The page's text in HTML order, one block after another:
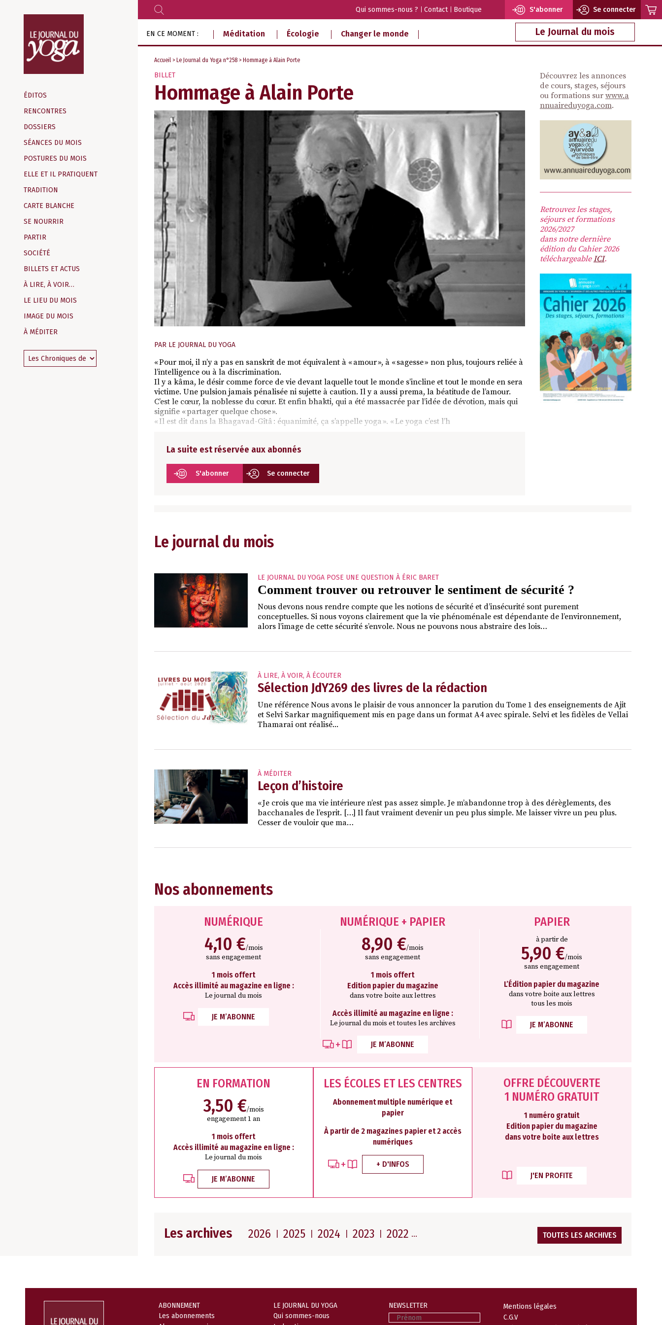
d‘information
indépendant
ÉDITOS
RENCONTRES
DOSSIERS
SÉANCES DU MOIS
POSTURES DU MOIS
ELLE ET IL PRATIQUENT
TRADITION
CARTE BLANCHE
SE NOURRIR
PARTIR
SOCIÉTÉ
BILLETS ET ACTUS
À LIRE, À VOIR…
LE LIEU DU MOIS
IMAGE DU MOIS
À MÉDITER
RECHERCHER Qui sommes-nous ? Contact Boutique S'abonner Se connecter
EN CE MOMENT : Méditation Écologie Changer le monde Le Journal du mois
Accueil > Le Journal du Yoga n°258 > Hommage à Alain Porte
BILLET
Hommage à Alain Porte
PAR LE JOURNAL DU YOGA
« Pour moi, il n’y a pas en sanskrit de mot équivalent à « amour », à « sagesse » non plus, toujours reliée à
l’intelligence ou à la discrimination.
Il y a kâma, le désir comme force de vie devant laquelle tout le monde s’incline et tout le monde en sera
victime. Une pulsion jamais pénalisée ni sujette à caution. Il y a aussi prema, la béatitude de l’amour.
C’est le cœur, la noblesse du cœur. Et enfin bhakti, qui a été massacrée par l’idée de dévotion, mais qui
signifie « partager quelque chose ».
« Il est dit dans la Bhagavad-Gîtâ : équanimité, ça s’appelle yoga ». « Le yoga c’est l’h
La suite est réservée aux abonnés
S'abonner Se connecter
Découvrez les annonces
de cours, stages, séjours
ou formations sur www.a
nnuaireduyoga.com.
Retrouvez les stages,
séjours et formations
2026/2027
dans notre dernière
édition du Cahier 2026
téléchargeableICI.
Le journal du mois
LE JOURNAL DU YOGA POSE UNE QUESTION À ÉRIC BARET
Comment trouver ou retrouver le sentiment de sécurité ?
Nous devons nous rendre compte que les notions de sécurité et d’insécurité sont purement
conceptuelles. Si nous voyons clairement que la vie phénoménale est dépendante de l’environnement,
alors l’image de cette sécurité s’envole. Nous ne pouvons nous abstraire des lois…
À LIRE, À VOIR, À ÉCOUTER
Sélection JdY269 des livres de la rédaction
Une référence Nous avons le plaisir de vous annoncer la parution du Tome 1 des enseignements de Ajit
et Selvi Sarkar magnifiquement mis en page dans un format A4 avec spirale. Selvi et les fidèles de Vellai
Thamarai ont réalisé...
À MÉDITER
Leçon d’histoire
« Je crois que ma vie intérieure n’est pas assez simple. Je m’abandonne trop à des dérèglements, des
bacchanales de l’esprit. […] Il faut vraiment devenir un peu plus simple. Me laisser vivre un peu plus.
Cesser de vouloir que ma…
Nos abonnements
NUMÉRIQUE
4,10 €/mois
sans engagement
1 mois offert
Accès illimité au magazine en ligne :
Le journal du mois
JE M’ABONNE
NUMÉRIQUE + PAPIER
8,90 €/mois
sans engagement
1 mois offert
Edition papier du magazine
dans votre boite aux lettres
Accès illimité au magazine en ligne :
Le journal du mois et toutes les archives
JE M’ABONNE
PAPIER
à partir de
5,90 €/mois
sans engagement
L’Édition papier du magazine
dans votre boite aux lettres
tous les mois
JE M’ABONNE
EN FORMATION
3,50 €/mois
engagement 1 an
1 mois offert
Accès illimité au magazine en ligne :
Le journal du mois
JE M’ABONNE
LES ÉCOLES ET LES CENTRES
Abonnement multiple numérique et
papier
À partir de 2 magazines papier et 2 accès
numériques
+ D'INFOS
OFFRE DÉCOUVERTE
1 NUMÉRO GRATUIT
1 numéro gratuit
Edition papier du magazine
dans votre boite aux lettres
J'EN PROFITE
Les archives 2026 2025 2024 2023 2022 TOUTES LES ARCHIVES
ABONNEMENT
Les abonnements
LE JOURNAL DU YOGA
Qui sommes-nous
NEWSLETTER
Prénom
Mentions légales
C.G.V